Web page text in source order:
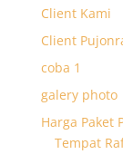
Client Kami
Client
coba 1
galery photo
Harga Paket
Tempat